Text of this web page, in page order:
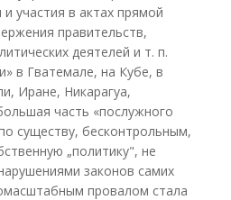
и участия в актах прямой
правительств,
деятелей и т. п.
в Гватемале, на Кубе, в
Иране, Никарагуа,
часть «послужного
существу, бесконтрольным,
„политику", не
законов самих
провалом стала